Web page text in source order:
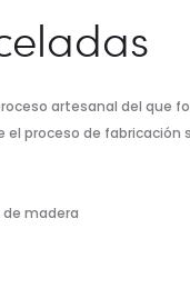
artesanal del que
proceso de
madera